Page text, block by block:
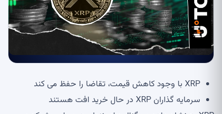
XRP با وجود کاهش قیمت، تقاضا را حفظ می کند
سرمایه گذاران XRP در حال خرید افت هستند